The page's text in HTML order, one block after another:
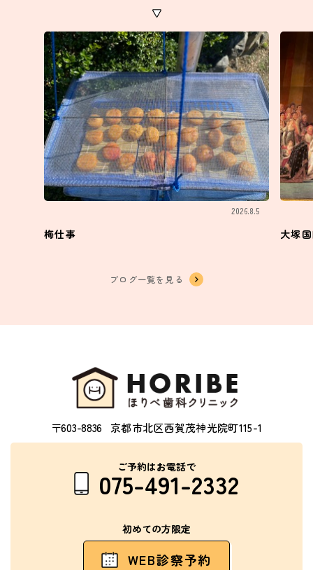
2026.8.5
梅仕事 大塚
ブログ一覧を見る
〒603-8836 京都市北区西賀茂神光院町115-1
ご予約はお電話で
075-491-2332
初めての方限定
WEB診察予約